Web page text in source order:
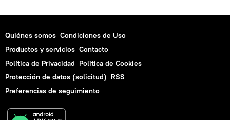
Quiénes somos Condiciones de Uso
Productos y servicios Contacto
Política de Privacidad Politica de Cookies
Protección de datos (solicitud) RSS
Preferencias de seguimiento